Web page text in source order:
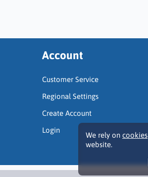
We rely on cookies
website.
Account
Customer Service
Regional Settings
Create Account
Login